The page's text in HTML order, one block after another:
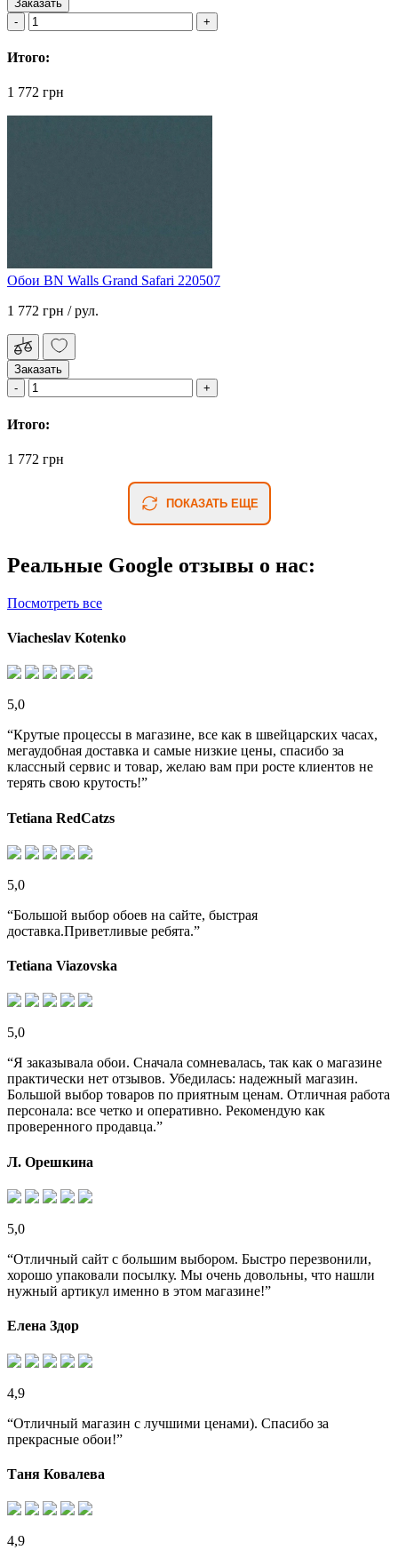
Заказать
Итого:
1 772 грн
Обои BN Walls Grand Safari 220507
1 772 грн / рул.
Заказать
Итого:
1 772 грн
ПОКАЗАТЬ ЕЩЕ
Реальные Google отзывы о нас:
Посмотреть все
Viacheslav Kotenko
5,0
“Крутые процессы в магазине, все как в швейцарских часах,
мегаудобная доставка и самые низкие цены, спасибо за
классный сервис и товар, желаю вам при росте клиентов не
терять свою крутость!”
Tetiana RedCatzs
5,0
“Большой выбор обоев на сайте, быстрая
доставка.Приветливые ребята.”
Tetiana Viazovska
5,0
“Я заказывала обои. Сначала сомневалась, так как о магазине
практически нет отзывов. Убедилась: надежный магазин.
Большой выбор товаров по приятным ценам. Отличная работа
персонала: все четко и оперативно. Рекомендую как
проверенного продавца.”
Л. Орешкина
5,0
“Отличный сайт с большим выбором. Быстро перезвонили,
хорошо упаковали посылку. Мы очень довольны, что нашли
нужный артикул именно в этом магазине!”
Елена Здор
4,9
“Отличный магазин с лучшими ценами). Спасибо за
прекрасные обои!”
Таня Ковалева
4,9